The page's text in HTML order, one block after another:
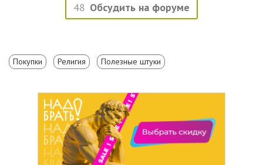
48 Обсудить на форуме
Покупки Религия Полезные штуки